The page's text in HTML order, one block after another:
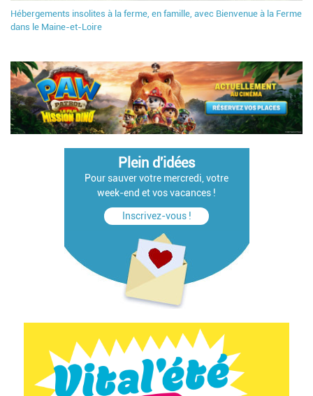
Hébergements insolites à la ferme, en famille, avec Bienvenue à la Ferme
dans le Maine-et-Loire
Plein d'idées
Pour sauver votre mercredi, votre
week-end et vos vacances !
Inscrivez-vous !